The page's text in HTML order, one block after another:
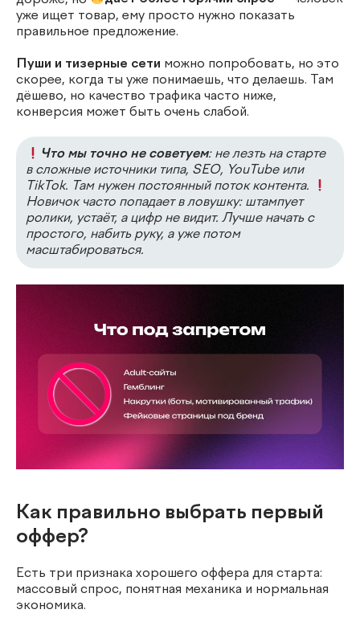
уже ищет товар, ему просто нужно показать
правильное предложение.
Пуши и тизерные сети можно попробовать, но это
скорее, когда ты уже понимаешь, что делаешь. Там
дёшево, но качество трафика часто ниже,
конверсия может быть очень слабой.
Что мы точно не советуем: не лезть на старте
в сложные источники типа, SEO, YouTube или
TikTok. Там нужен постоянный поток контента.
Новичок часто попадает в ловушку: штампует
ролики, устаёт, а цифр не видит. Лучше начать с
простого, набить руку, а уже потом
масштабироваться.
Как правильно выбрать первый
оффер?
Есть три признака хорошего оффера для старта:
массовый спрос, понятная механика и нормальная
экономика.